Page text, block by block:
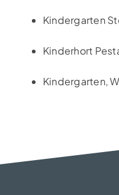
Kindergarten
Kinderhort
Kindergarten,